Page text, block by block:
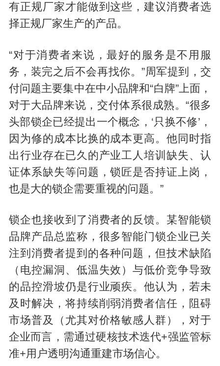
有正规厂家才能做到这些，建议消费者选
择正规厂家生产的产品。
“对于消费者来说，最好的服务是不用服
务，装完之后不会再找你。”周军提到，交
付问题主要集中在中小品牌和“白牌”上面，
对于大品牌来说，交付体系很成熟。“很多
头部锁企已经提出一个概念，‘只换不修’，
因为修的成本比换的成本更高。他同时指
出行业存在已久的产业工人培训缺失、认
证体系缺失等问题，锁匠是否持证上岗，
也是大的锁企需要重视的问题。”
锁企也接收到了消费者的反馈。某智能锁
品牌产品总监称，很多智能门锁企业已关
注到消费者提到的各种问题，但技术缺陷
（电控漏洞、低温失效）与低价竞争导致
的品控滑坡仍是行业顽疾。他认为，若未
及时解决，将持续削弱消费者信任，阻碍
市场普及（尤其对价格敏感人群），对于
企业而言，需通过硬核技术迭代+强监管标
准+用户透明沟通重建市场信心。